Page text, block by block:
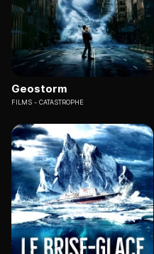
Geostorm
FILMS CATASTROPHE